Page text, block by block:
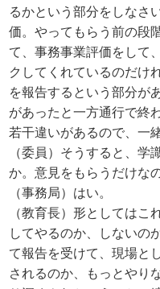
るかという部分をしなさ
価。やってもらう前の段
て、事務事業評価をして
クしてくれているのだけ
を報告するという部分が
があったと一方通行で終
若干違いがあるので、一
（委員）そうすると、学
か。意見をもらうだけな
（事務局）はい。
（教育長）形としてはこ
してやるのか、しないの
て報告を受けて、現場と
されるのか、もっとやり